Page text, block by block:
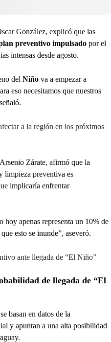
González, explicó que las
preventivo impulsado por el
intensas desde agosto.
del Niño va a empezar a
eso necesitamos que nuestros
a la región en los próximos
Zárate, afirmó que la
limpieza preventiva es
implicaría enfrentar
hoy apenas representa un 10% de
esto se inunde”, aseveró.
ante llegada de “El Niño”
de llegada de “El
basan en datos de la
y apuntan a una alta posibilidad